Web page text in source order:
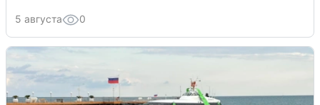
5 августа 0